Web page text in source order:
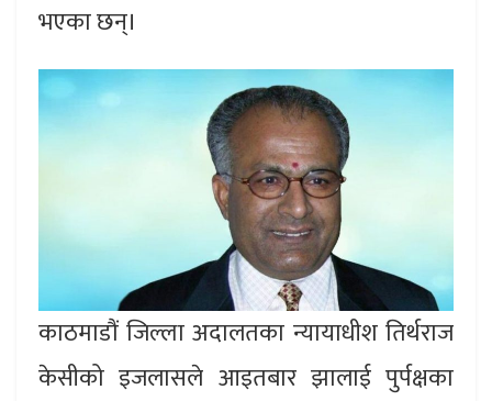
भएका छन्।
काठमाडौं जिल्ला अदालतका न्यायाधीश तिर्थराज
केसीको इजलासले आइतबार झालाई पुर्पक्षका